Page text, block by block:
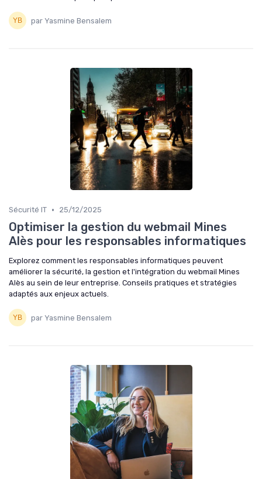
par Yasmine Bensalem
Sécurité IT • 25/12/2025
Optimiser la gestion du webmail Mines
Alès pour les responsables informatiques
Explorez comment les responsables informatiques peuvent
améliorer la sécurité, la gestion et l'intégration du webmail Mines
Alès au sein de leur entreprise. Conseils pratiques et stratégies
adaptés aux enjeux actuels.
par Yasmine Bensalem